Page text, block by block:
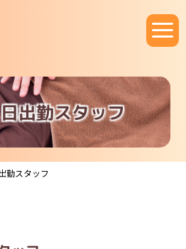
出勤スタッフ
勤スタッフ